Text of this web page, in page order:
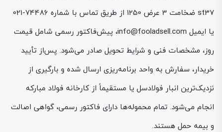
st37 ضخامت 3 عرض 1250 از طریق تماس با شماره 74486-021
یا ایمیل info@fooladsell.com، پیش‌فاکتور رسمی شامل قیمت
روز، مشخصات فنی و شرایط تحویل صادر می‌شود. پس‌از تأیید
خریدار، سفارش به واحد برنامه‌ریزی ارسال شده و بارگیری از
نزدیک‌ترین انبار فولادسل یا مستقیماً از کارخانه فولاد مبارکه
انجام می‌شود. تمام محموله‌ها دارای فاکتور رسمی، گواهی اصالت
و بیمه حمل هستند.